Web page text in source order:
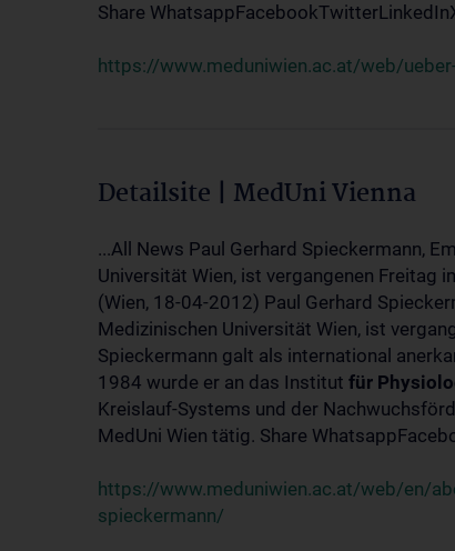
Share
https://www.meduniwien.ac.at/web/
Detailsite | MedUni Vienna
...All News Paul Gerhard Spieckermann,
Universität Wien, ist vergangenen Freitag
(Wien, 18-04-2012) Paul Gerhard
Medizinischen Universität Wien, ist
Spieckermann galt als international
1984 wurde er an das Institut für
Kreislauf-Systems und der
MedUni Wien tätig. Share
https://www.meduniwien.ac.at/web/en/
spieckermann/